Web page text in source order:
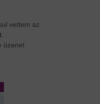
vettem az
üzenet